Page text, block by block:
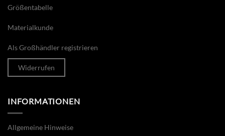
Größentabelle
Materialkunde
Als Großhändler registrieren
Widerrufen
INFORMATIONEN
Allgemeine Hinweise